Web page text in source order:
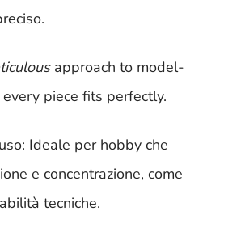
approach to model-
piece fits perfectly.
Ideale per hobby che
e concentrazione, come
tecniche.